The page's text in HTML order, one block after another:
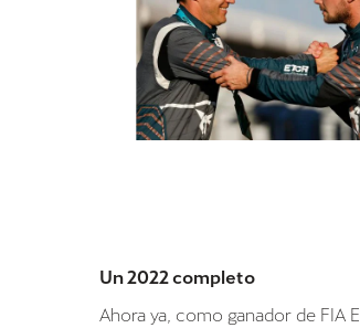
Un 2022 completo
Ahora ya, como ganador de FIA